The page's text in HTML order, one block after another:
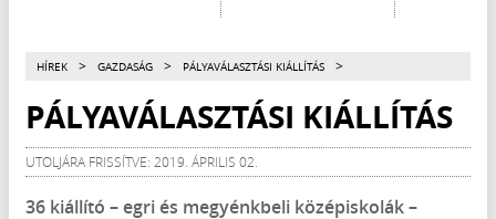
HÍREK > GAZDASÁG > PÁLYAVÁLASZTÁSI KIÁLLÍTÁS >
PÁLYAVÁLASZTÁSI KIÁLLÍTÁS
UTOLJÁRA FRISSÍTVE: 2019. ÁPRILIS 02.
36 kiállító – egri és megyénkbeli középiskolák –